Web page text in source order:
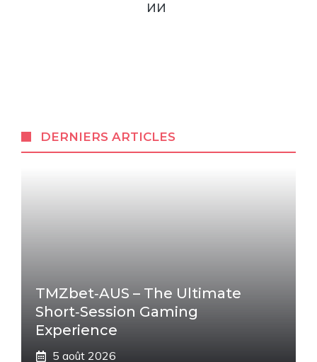
ИИ
DERNIERS ARTICLES
TMZbet‑AUS – The Ultimate
Short‑Session Gaming
Experience
5 août 2026